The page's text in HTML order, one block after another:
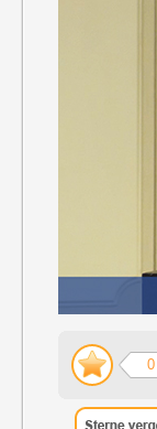
0